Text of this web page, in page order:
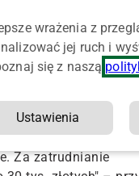
Wobec
o
formie pisemnej
Za zatrudnianie
wrażenia z
jej ruch i
się z naszą
Ustawienia